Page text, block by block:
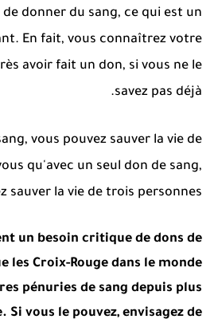
donner du sang, ce qui est un
En fait, vous connaîtrez votre
avoir fait un don, si vous ne le
savez pas déjà.
vous pouvez sauver la vie de
qu'avec un seul don de sang,
sauver la vie de trois personnes ?
un besoin critique de dons de
les Croix-Rouge dans le monde
pénuries de sang depuis plus
Si vous le pouvez, envisagez de